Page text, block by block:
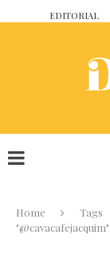
EDITORIAL
Home Tags
"@cavacafejacquim"